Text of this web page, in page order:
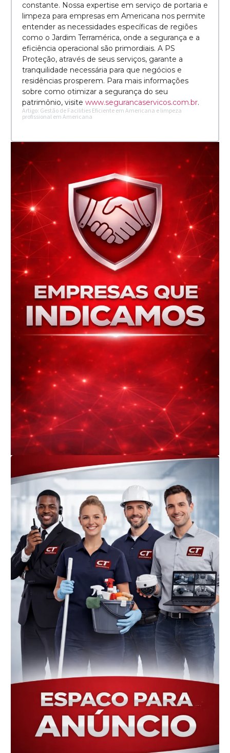
constante. Nossa expertise em serviço de portaria e
limpeza para empresas em Americana nos permite
entender as necessidades específicas de regiões
como o Jardim Terramérica, onde a segurança e a
eficiência operacional são primordiais. A PS
Proteção, através de seus serviços, garante a
tranquilidade necessária para que negócios e
residências prosperem. Para mais informações
sobre como otimizar a segurança do seu
patrimônio, visite www.segurancaservicos.com.br.
Artigo: Gestão de Facilities Eficiente em Americana e limpeza
profissional em Americana